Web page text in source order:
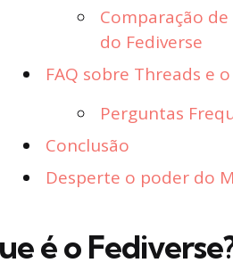
Comparação
do Fediverse
FAQ sobre Threads e
Perguntas
Conclusão
Desperte o poder do
é o